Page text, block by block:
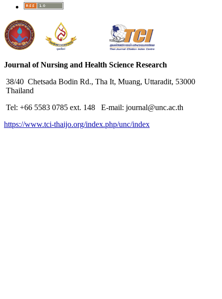
Journal of Nursing and Health Science Research
38/40 Chetsada Bodin Rd., Tha It, Muang, Uttaradit, 53000
Thailand
Tel: +66 5583 0785 ext. 148 E-mail: journal@unc.ac.th
https://www.tci-thaijo.org/index.php/unc/index